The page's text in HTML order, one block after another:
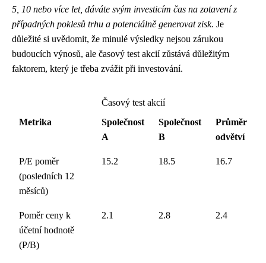
5, 10 nebo více let, dáváte svým investicím čas na zotavení z
případných poklesů trhu a potenciálně generovat zisk. Je
důležité si uvědomit, že minulé výsledky nejsou zárukou
budoucích výnosů, ale časový test akcií zůstává důležitým
faktorem, který je třeba zvážit při investování.
Časový test akcií
Metrika
Společnost
A
Společnost
B
Průměr
odvětví
P/E poměr
(posledních 12
měsíců)
15.2 18.5 16.7
Poměr ceny k
účetní hodnotě
(P/B)
2.1 2.8 2.4